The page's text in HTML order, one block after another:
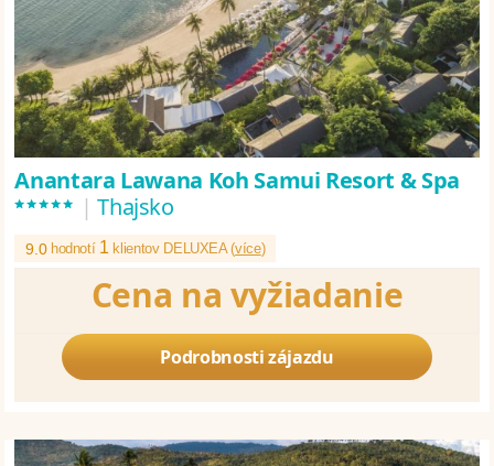
Anantara Lawana Koh Samui Resort & Spa
***** | Thajsko
9.0 hodnotí 1klientov DELUXEA (více)
Cena na vyžiadanie
Podrobnosti zájazdu